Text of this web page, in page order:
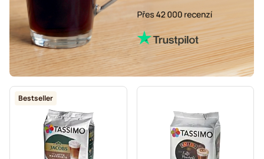
Bestseller